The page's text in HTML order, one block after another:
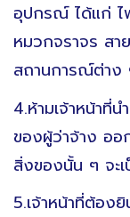
อุปกรณ์ ได้แก่ ไ
หมวกจราจร สา
สถานการณ์ต่าง
4.ห้ามเจ้าหน้าที่
ของผู้ว่าจ้าง ออ
สิ่งของนั้น ๆ จะ
5.เจ้าหน้าที่ต้อง